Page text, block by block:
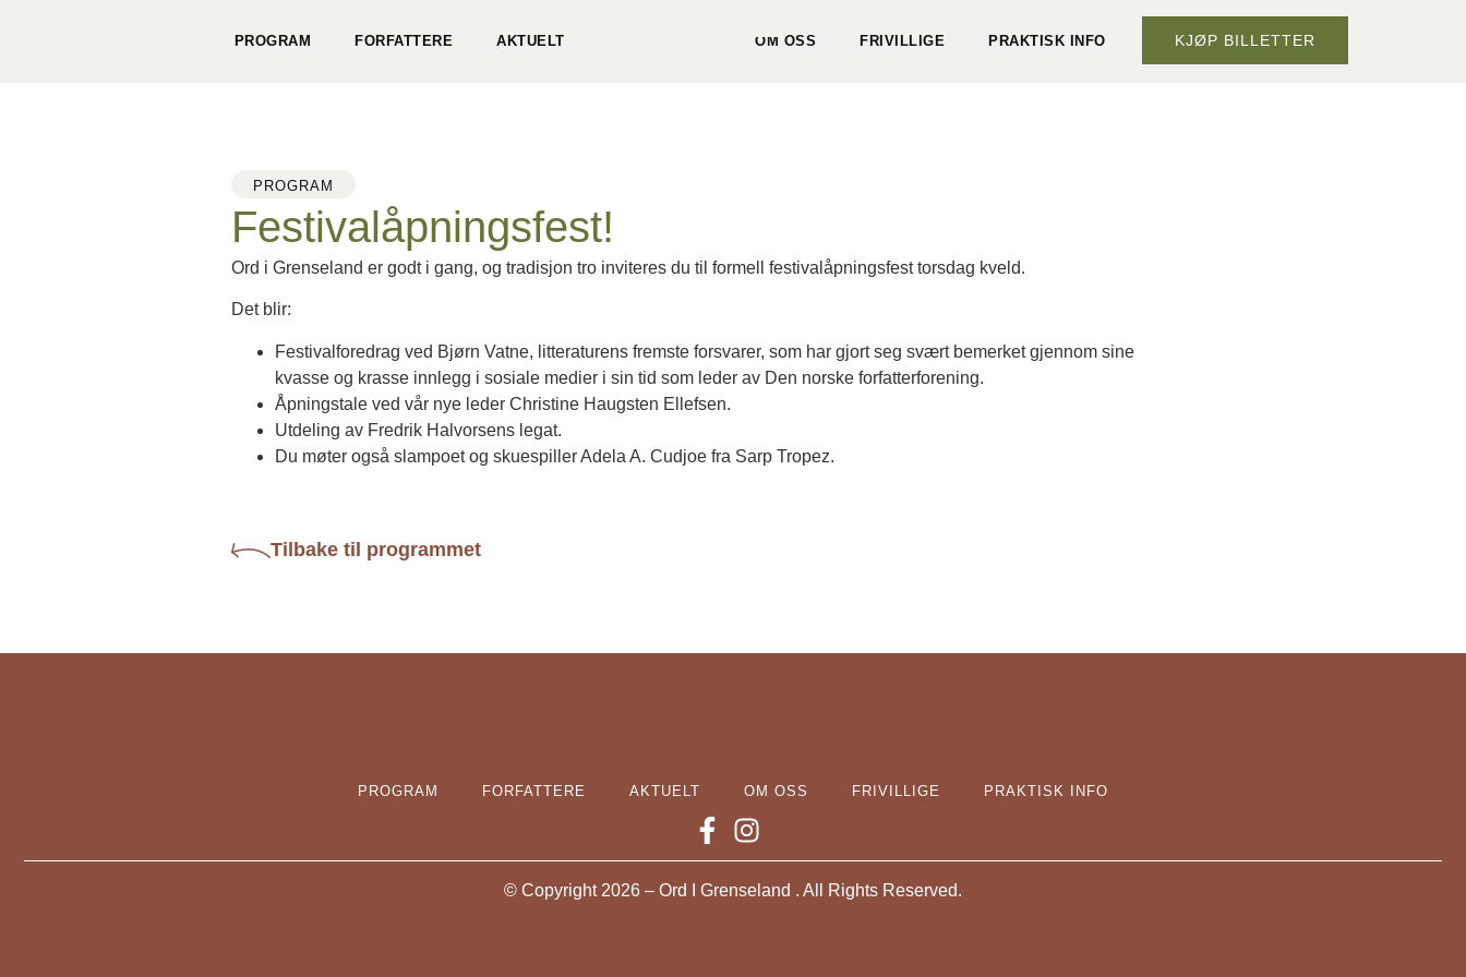
PROGRAM FORFATTERE AKTUELT OM OSS FRIVILLIGE PRAKTISK INFO KJØP BILLETTER
PROGRAM
Festivalåpningsfest!
Ord i Grenseland er godt i gang, og tradisjon tro inviteres du til formell festivalåpningsfest torsdag kveld.
Det blir:
Festivalforedrag ved Bjørn Vatne, litteraturens fremste forsvarer, som har gjort seg svært bemerket gjennom sine
kvasse og krasse innlegg i sosiale medier i sin tid som leder av Den norske forfatterforening.
Åpningstale ved vår nye leder Christine Haugsten Ellefsen.
Utdeling av Fredrik Halvorsens legat.
Du møter også slampoet og skuespiller Adela A. Cudjoe fra Sarp Tropez.
Tilbake til programmet
PROGRAM FORFATTERE AKTUELT OM OSS FRIVILLIGE PRAKTISK INFO
© Copyright 2026 – Ord I Grenseland . All Rights Reserved.